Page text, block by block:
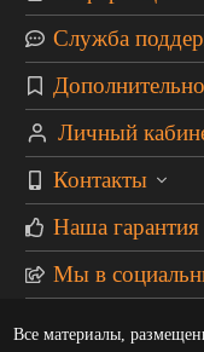
Служба
Дополнительно
Личный
Контакты
Наша гарантия
Мы в
Все материалы,